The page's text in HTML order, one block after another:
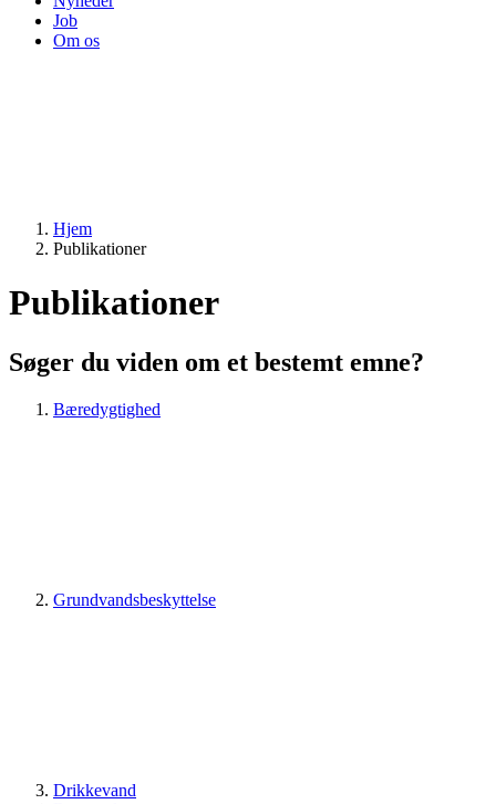
Job
Om os
Hjem
Publikationer
Publikationer
Søger du viden om et bestemt emne?
Bæredygtighed
Grundvandsbeskyttelse
Drikkevand